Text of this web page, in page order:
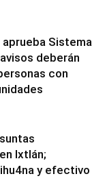
Sistema
deberán
con
Ixtlán;
y efectivo